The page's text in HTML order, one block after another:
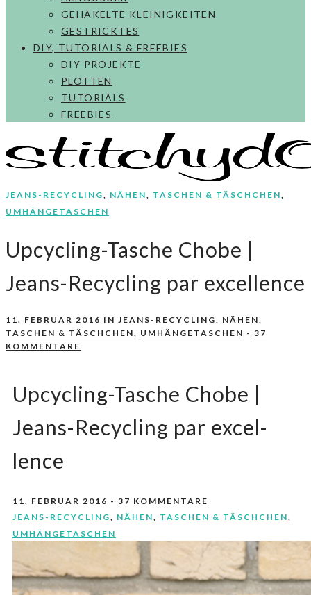
GEHÄKELTE KLEINIGKEITEN
GESTRICKTES
DIY, TUTORIALS & FREEBIES
DIY PROJEKTE
PLOTTEN
TUTORIALS
FREEBIES
stitchydoo
Nähen, Häkeln, Selbermachen.
JEANS-RECYCLING, NÄHEN, TASCHEN & TÄSCHCHEN,
UMHÄNGETASCHEN
Upcycling-Tasche Chobe |
Jeans-Recycling par ex­cel­lence
11. FEBRUAR 2016 IN JEANS-RECYCLING, NÄHEN,
TASCHEN & TÄSCHCHEN, UMHÄNGETASCHEN - 37
KOMMENTARE
Upcycling-Tasche Chobe |
Jeans-Recycling par ex­cel­
lence
11. FEBRUAR 2016 - 37 KOMMENTARE
JEANS-RECYCLING
NÄHEN TASCHEN & TÄSCHCHEN
UMHÄNGETASCHEN